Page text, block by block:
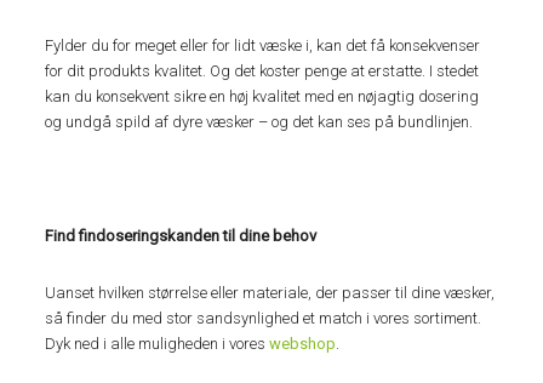
Fylder du for meget eller for lidt væske i, kan det få konsekvenser
for dit produkts kvalitet. Og det koster penge at erstatte. I stedet
kan du konsekvent sikre en høj kvalitet med en nøjagtig dosering
og undgå spild af dyre væsker – og det kan ses på bundlinjen.
Find findoseringskanden til dine behov
Uanset hvilken størrelse eller materiale, der passer til dine væsker,
så finder du med stor sandsynlighed et match i vores sortiment.
Dyk ned i alle muligheden i voreswebshop.